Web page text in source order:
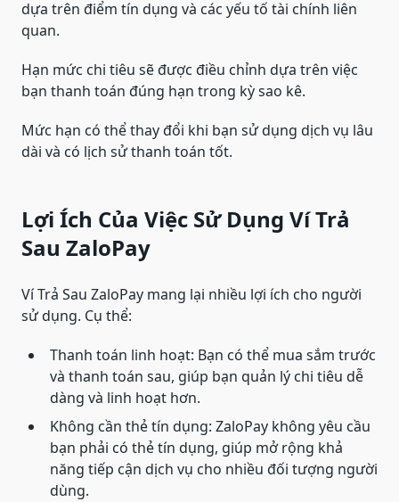
dựa trên điểm tín dụng và các yếu tố tài chính liên
quan.
Hạn mức chi tiêu sẽ được điều chỉnh dựa trên việc
bạn thanh toán đúng hạn trong kỳ sao kê.
Mức hạn có thể thay đổi khi bạn sử dụng dịch vụ lâu
dài và có lịch sử thanh toán tốt.
Lợi Ích Của Việc Sử Dụng Ví Trả
Sau ZaloPay
Ví Trả Sau ZaloPay mang lại nhiều lợi ích cho người
sử dụng. Cụ thể:
Thanh toán linh hoạt: Bạn có thể mua sắm trước
và thanh toán sau, giúp bạn quản lý chi tiêu dễ
dàng và linh hoạt hơn.
Không cần thẻ tín dụng: ZaloPay không yêu cầu
bạn phải có thẻ tín dụng, giúp mở rộng khả
năng tiếp cận dịch vụ cho nhiều đối tượng người
dùng.